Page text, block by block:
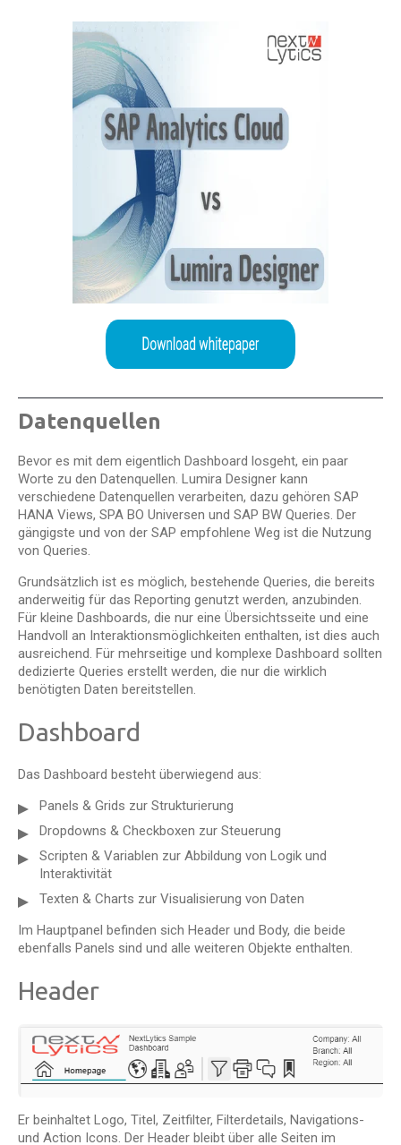
Datenquellen
Bevor es mit dem eigentlich Dashboard losgeht, ein paar
Worte zu den Datenquellen. Lumira Designer kann
verschiedene Datenquellen verarbeiten, dazu gehören SAP
HANA Views, SPA BO Universen und SAP BW Queries. Der
gängigste und von der SAP empfohlene Weg ist die Nutzung
von Queries.
Grundsätzlich ist es möglich, bestehende Queries, die bereits
anderweitig für das Reporting genutzt werden, anzubinden.
Für kleine Dashboards, die nur eine Übersichtsseite und eine
Handvoll an Interaktionsmöglichkeiten enthalten, ist dies auch
ausreichend. Für mehrseitige und komplexe Dashboard sollten
dedizierte Queries erstellt werden, die nur die wirklich
benötigten Daten bereitstellen.
Dashboard
Das Dashboard besteht überwiegend aus:
Panels & Grids zur Strukturierung
Dropdowns & Checkboxen zur Steuerung
Scripten & Variablen zur Abbildung von Logik und
Interaktivität
Texten & Charts zur Visualisierung von Daten
Im Hauptpanel befinden sich Header und Body, die beide
ebenfalls Panels sind und alle weiteren Objekte enthalten.
Header
Er beinhaltet Logo, Titel, Zeitfilter, Filterdetails, Navigations-
und Action Icons. Der Header bleibt über alle Seiten im